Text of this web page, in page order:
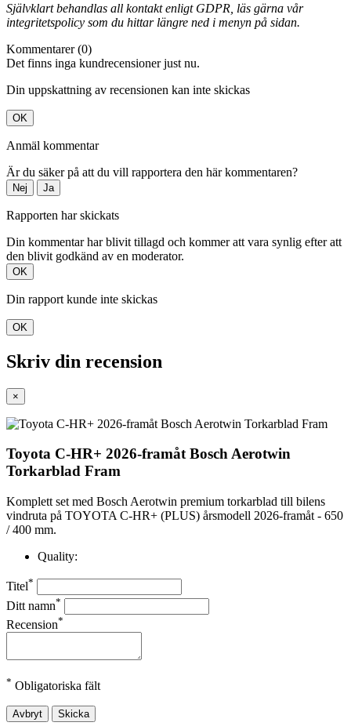
Självklart behandlas all kontakt enligt GDPR, läs gärna vår
integritetspolicy som du hittar längre ned i menyn på sidan.
Kommentarer (0)
Det finns inga kundrecensioner just nu.
Din uppskattning av recensionen kan inte skickas
OK
Anmäl kommentar
Är du säker på att du vill rapportera den här kommentaren?
Nej Ja
Rapporten har skickats
Din kommentar har blivit tillagd och kommer att vara synlig efter att
den blivit godkänd av en moderator.
OK
Din rapport kunde inte skickas
OK
Skriv din recension
×
Toyota C-HR+ 2026-framåt Bosch Aerotwin
Torkarblad Fram
Komplett set med Bosch Aerotwin premium torkarblad till bilens
vindruta på TOYOTA C-HR+ (PLUS) årsmodell 2026-framåt - 650
/ 400 mm.
Quality:
Titel*
Ditt namn*
Recension*
* Obligatoriska fält
Avbryt Skicka